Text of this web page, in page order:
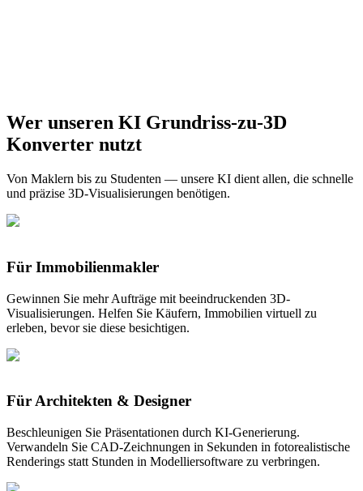
Kostenlos umwandeln
Wer unseren KI Grundriss-zu-3D
Konverter nutzt
Von Maklern bis zu Studenten — unsere KI dient allen, die schnelle
und präzise 3D-Visualisierungen benötigen.
Für Immobilienmakler
Gewinnen Sie mehr Aufträge mit beeindruckenden 3D-
Visualisierungen. Helfen Sie Käufern, Immobilien virtuell zu
erleben, bevor sie diese besichtigen.
Für Architekten & Designer
Beschleunigen Sie Präsentationen durch KI-Generierung.
Verwandeln Sie CAD-Zeichnungen in Sekunden in fotorealistische
Renderings statt Stunden in Modelliersoftware zu verbringen.